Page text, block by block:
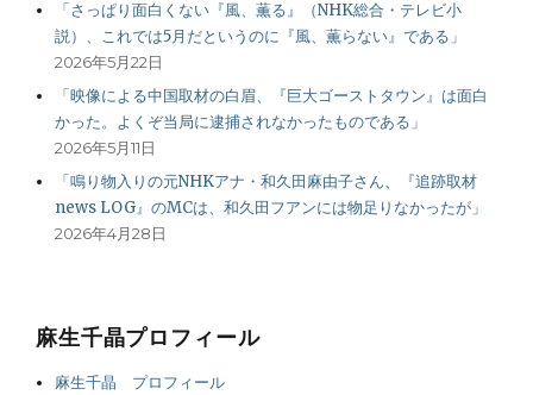
「さっぱり面白くない『風、薫る』（NHK総合・テレビ小
説）、これでは5月だというのに『風、薫らない』である」
2026年5月22日
「映像による中国取材の白眉、『巨大ゴーストタウン』は面白
かった。よくぞ当局に逮捕されなかったものである」
2026年5月11日
「鳴り物入りの元NHKアナ・和久田麻由子さん、『追跡取材
news LOG』のMCは、和久田フアンには物足りなかったが」
2026年4月28日
麻生千晶プロフィール
麻生千晶 プロフィール